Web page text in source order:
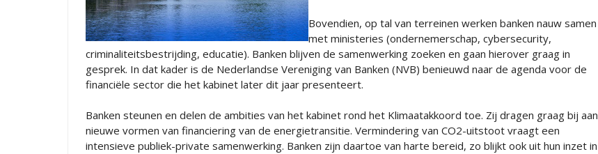
Bovendien, op tal van terreinen werken banken nauw samen
met ministeries (ondernemerschap, cybersecurity,
criminaliteitsbestrijding, educatie). Banken blijven de samenwerking zoeken en gaan hierover graag in
gesprek. In dat kader is de Nederlandse Vereniging van Banken (NVB) benieuwd naar de agenda voor de
financiële sector die het kabinet later dit jaar presenteert.
Banken steunen en delen de ambities van het kabinet rond het Klimaatakkoord toe. Zij dragen graag bij aan
nieuwe vormen van financiering van de energietransitie. Vermindering van CO2-uitstoot vraagt een
intensieve publiek-private samenwerking. Banken zijn daartoe van harte bereid, zo blijkt ook uit hun inzet in